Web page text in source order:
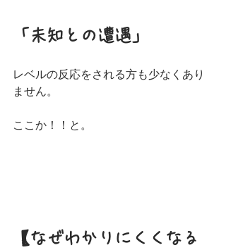
「未知との遭遇」
レベルの反応をされる方も少なくあり
ません。
ここか！！と。
【なぜわかりにくくなる